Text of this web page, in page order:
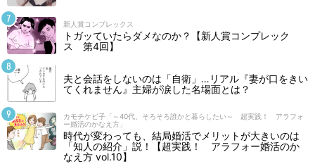
新人賞コンプレックス
トガッていたらダメなのか？【新人賞コンプレック
ス 第4回】
夫と会話をしないのは「自衛」…リアル『妻が口をきい
てくれません』主婦が涙した名場面とは？
カモチケビ子「～40代、そろそろ誰かと暮らしたい～ 超実践！ アラフォ
ー婚活のかなえ方」
時代が変わっても、結局婚活でメリットが大きいのは
「知人の紹介」説！【超実践！ アラフォー婚活のか
なえ方 vol.10】